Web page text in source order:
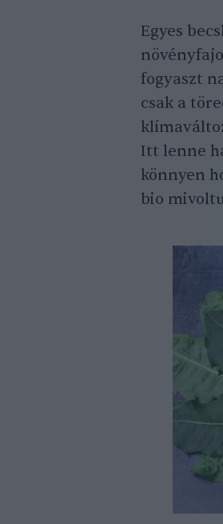
Egyes
fogyaszt
csak a
Itt lenne
könnyen
bio